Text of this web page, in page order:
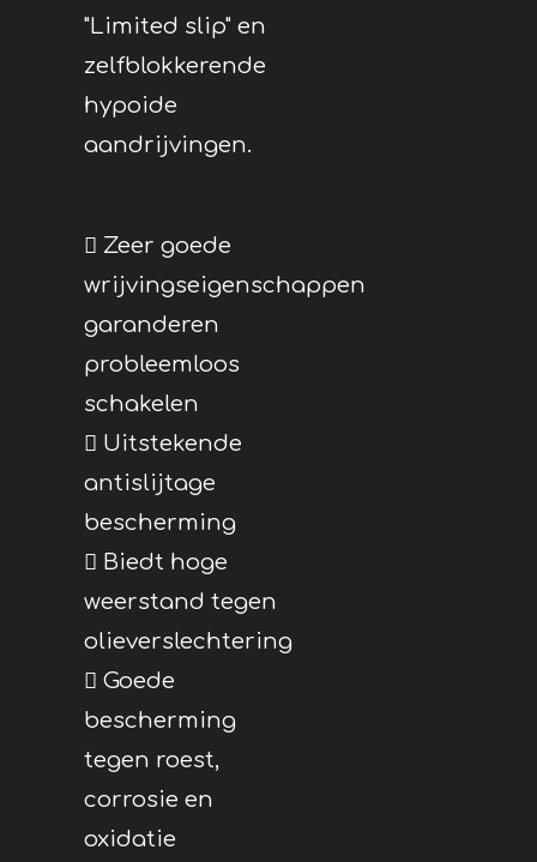
"Limited slip" en
zelfblokkerende
hypoide
aandrijvingen.
 Zeer goede
wrijvingseigenschappen
garanderen
probleemloos
schakelen
 Uitstekende
antislijtage
bescherming
 Biedt hoge
weerstand tegen
olieverslechtering
 Goede
bescherming
tegen roest,
corrosie en
oxidatie